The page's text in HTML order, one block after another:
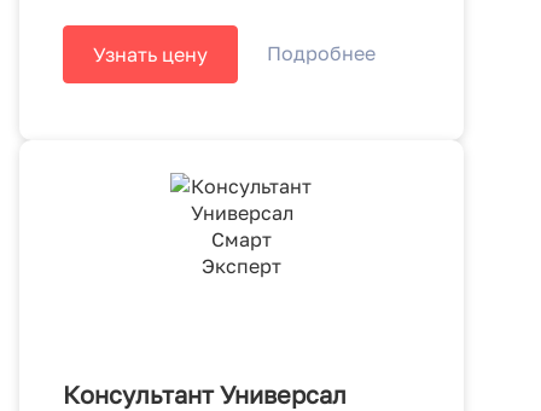
Узнать цену Подробнее
Консультант Универсал